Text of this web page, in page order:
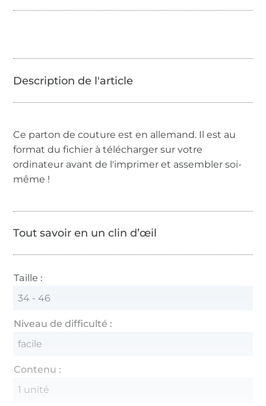
Ce parton de couture est en allemand. Il est au
format du fichier à télécharger sur votre
ordinateur avant de l'imprimer et assembler soi-
même !
Tout savoir en un clin d’œil
Taille :
34 - 46
Niveau de difficulté :
facile
Contenu :
1 unité